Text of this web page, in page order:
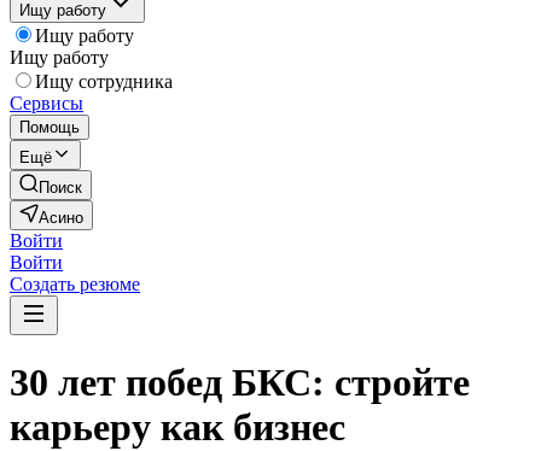
Ищу работу
Ищу работу
Ищу работу
Ищу сотрудника
Сервисы
Помощь
Ещё
Поиск
Асино
Войти
Войти
Создать резюме
30 лет побед БКС: стройте
карьеру как бизнес